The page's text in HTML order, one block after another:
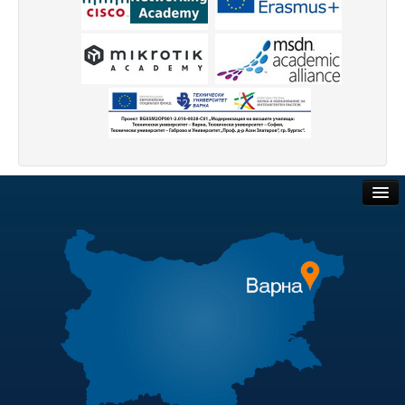
Периодични издания
Списание КНТ
Годишник на ТУ-Варна
Образци електронни формуляри
Електротехнически факултет
Факултет по изчислителна техника и автоматизация
Машинно-технологичен факултет
Корабостроителен факултет
Добруджански технологичен колеж
Търгове и наеми
Полезни връзки
Актуални документи
Академичен съвет